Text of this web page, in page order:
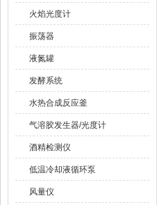
火焰光度计
振荡器
液氮罐
发酵系统
水热合成反应釜
气溶胶发生器/光度计
酒精检测仪
低温冷却液循环泵
风量仪